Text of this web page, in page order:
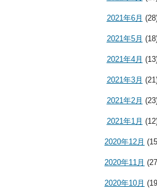
2021年6月
2021年5月
2021年4月
2021年3月
2021年2月
2021年1月
2020年12月
2020年11月
2020年10月